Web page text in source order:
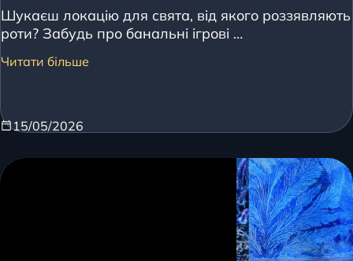
Шукаєш локацію для свята, від якого роззявляють
роти? Забудь про банальні ігрові …
Читати більше
15/05/2026